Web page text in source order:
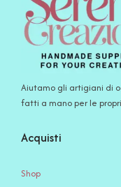
Aiutamo gli artigiani di
fatti a mano per le
Acquisti
Shop